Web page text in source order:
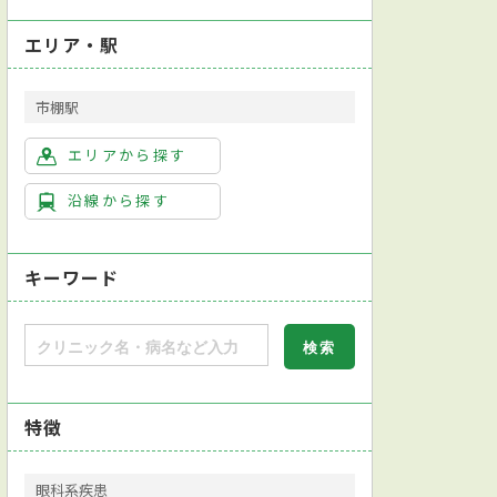
エリア・駅
市棚駅
エリアから探す
沿線から探す
キーワード
特徴
眼科系疾患